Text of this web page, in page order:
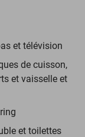
et télévision
de cuisson,
et vaisselle et
et toilettes